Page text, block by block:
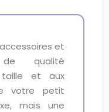
et
de qualité
et aux
votre petit
mais une